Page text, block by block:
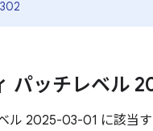
パッチレベル
ル 2025-03-01 に該当